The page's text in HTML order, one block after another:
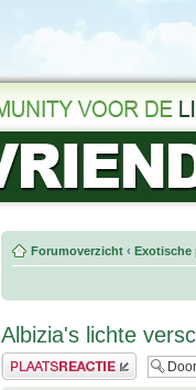
Forumoverzicht ‹ Exotische
Albizia's lichte
Plaats een reactie